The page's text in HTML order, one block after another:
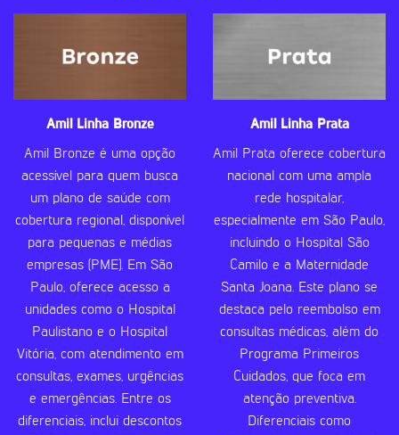
Amil Linha Bronze
Amil Bronze é uma opção
acessível para quem busca
um plano de saúde com
cobertura regional, disponível
para pequenas e médias
empresas (PME). Em São
Paulo, oferece acesso a
unidades como o Hospital
Paulistano e o Hospital
Vitória, com atendimento em
consultas, exames, urgências
e emergências. Entre os
diferenciais, inclui descontos
Amil Linha Prata
Amil Prata oferece cobertura
nacional com uma ampla
rede hospitalar,
especialmente em São Paulo,
incluindo o Hospital São
Camilo e a Maternidade
Santa Joana. Este plano se
destaca pelo reembolso em
consultas médicas, além do
Programa Primeiros
Cuidados, que foca em
atenção preventiva.
Diferenciais como